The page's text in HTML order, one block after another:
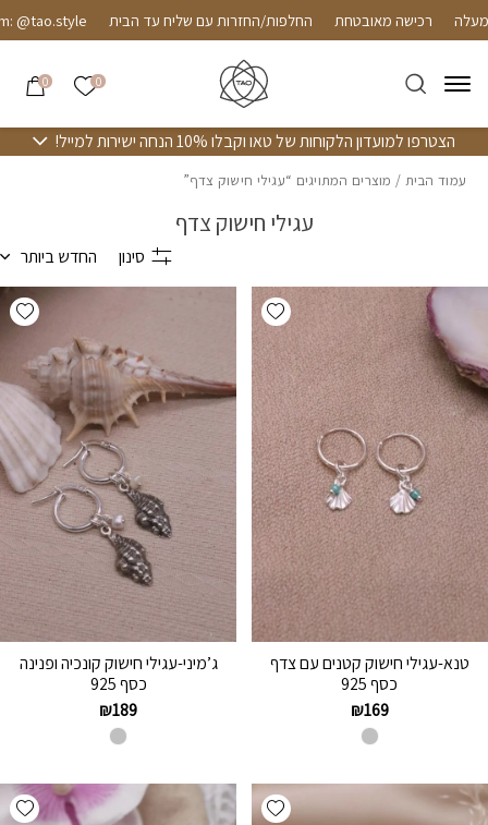
Skip to Contentרכישה מאובטחת החלפות/החזרות עם שליח עד הבית
0 הרשימה
0
הצטרפו למועדון הלקוחות של טאו וקבלו 10% הנחה ישירות למייל!
עמוד הבית / מוצרים המתויגים “עגילי חישוק צדף”
עגילי חישוק צדף
סינון החדש ביותר
Add wishlist
טנא-עגילי חישוק קטנים עם צדף
כסף 925
₪169
ג’מיני-עגילי חישוק קונכיה ופנינה
כסף 925
₪189
Add wishlist
בחזרה למעלה